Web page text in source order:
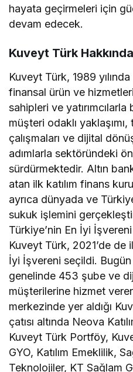
hayata geçirmeleri için
devam edecek.
Kuveyt Türk Hakkında
Kuveyt Türk, 1989
finansal ürün ve
sahipleri ve
müşteri odaklı
çalışmaları ve dijital
adımlarla sektöründeki
sürdürmektedir. Altın
atan ilk katılım finans
ayrıca dünyada ve
sukuk işlemini
Türkiye’nin En İyi
Kuveyt Türk, 2021’de de
İyi İşvereni seçildi.
genelinde 453 şube ve
müşterilerine hizmet
merkezinde yer aldığı
çatısı altında Neova
Kuveyt Türk Portföy,
GYO, Katılım Emeklilik,
Teknolojiler, KT Sağlam